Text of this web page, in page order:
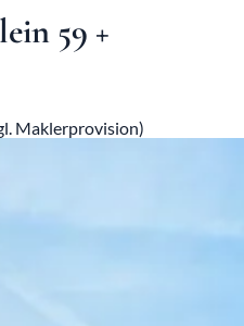
59 +
Maklerprovision)